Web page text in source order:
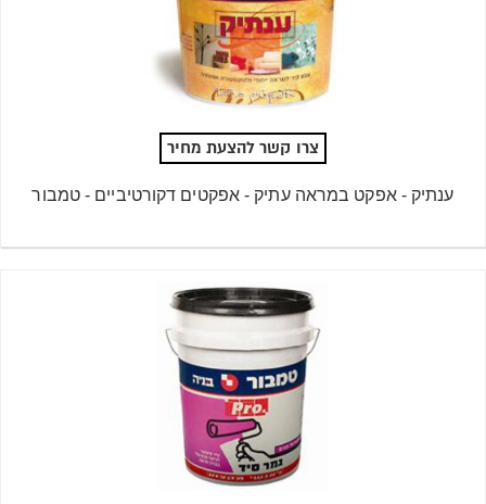
צרו קשר להצעת מחיר
ענתיק - אפקט במראה עתיק - אפקטים דקורטיביים - טמבור